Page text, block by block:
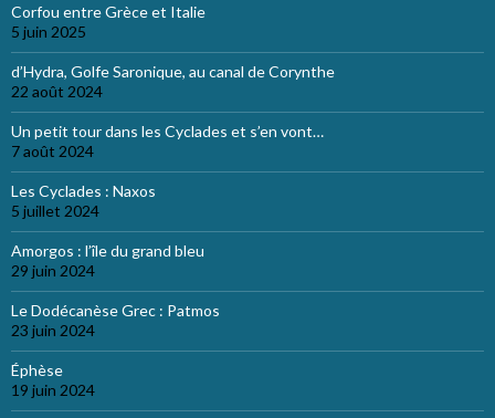
Corfou entre Grèce et Italie
5 juin 2025
d’Hydra, Golfe Saronique, au canal de Corynthe
22 août 2024
Un petit tour dans les Cyclades et s’en vont…
7 août 2024
Les Cyclades : Naxos
5 juillet 2024
Amorgos : l’île du grand bleu
29 juin 2024
Le Dodécanèse Grec : Patmos
23 juin 2024
Éphèse
19 juin 2024